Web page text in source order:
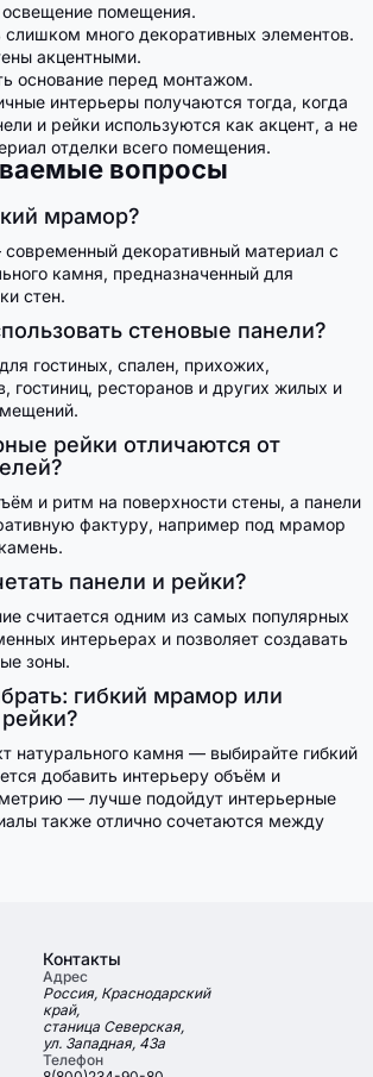
освещение помещения.
слишком много декоративных элементов.
акцентными.
основание перед монтажом.
интерьеры получаются тогда, когда
и рейки используются как акцент, а не
отделки всего помещения.
вопросы
мрамор?
декоративный материал с
камня, предназначенный для
стен.
стеновые панели?
гостиных, спален, прихожих,
гостиниц, ресторанов и других жилых и
рейки отличаются от
и ритм на поверхности стены, а панели
фактуру, например под мрамор
панели и рейки?
считается одним из самых популярных
интерьерах и позволяет создавать
зоны.
гибкий мрамор или
натурального камня — выбирайте гибкий
добавить интерьеру объём и
— лучше подойдут интерьерные
также отлично сочетаются между
Контакты
Адрес
Россия, Краснодарский
край,
станица Северская,
ул. Западная, 43а
Телефон